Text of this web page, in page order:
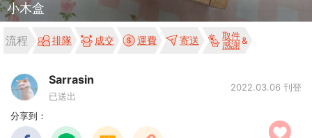
小木盒
流程 排隊 成交 運費 寄送
取件
感謝
Sarrasin
已送出
2022.03.06 刊登
分享到：